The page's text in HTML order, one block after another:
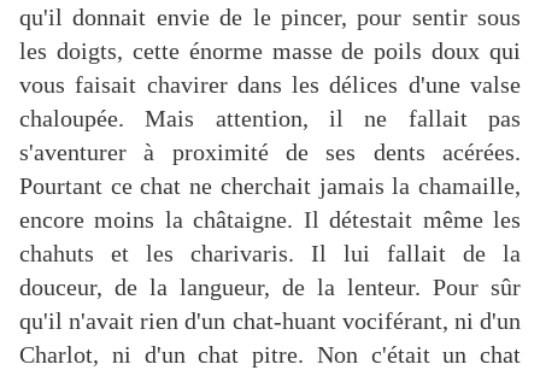
qu'il donnait envie de le pincer, pour sentir sous
les doigts, cette énorme masse de poils doux qui
vous faisait chavirer dans les délices d'une valse
chaloupée. Mais attention, il ne fallait pas
s'aventurer à proximité de ses dents acérées.
Pourtant ce chat ne cherchait jamais la chamaille,
encore moins la châtaigne. Il détestait même les
chahuts et les charivaris. Il lui fallait de la
douceur, de la langueur, de la lenteur. Pour sûr
qu'il n'avait rien d'un chat-huant vociférant, ni d'un
Charlot, ni d'un chat pitre. Non c'était un chat